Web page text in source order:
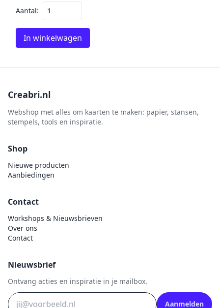
Aantal:
In winkelwagen
Creabri.nl
Webshop met alles om kaarten te maken: papier, stansen,
stempels, tools en inspiratie.
Shop
Nieuwe producten
Aanbiedingen
Contact
Workshops & Nieuwsbrieven
Over ons
Contact
Nieuwsbrief
Ontvang acties en inspiratie in je mailbox.
Aanmelden